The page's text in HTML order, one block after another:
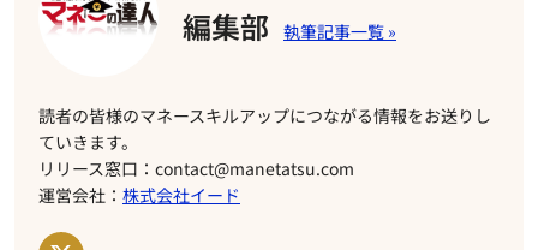
編集部
読者の皆様のマネースキルアップにつながる情報をお送りし
ていきます。
リリース窓口：contact@manetatsu.com
運営会社： 株式会社イード